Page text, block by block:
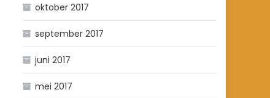
oktober 2017
september 2017
juni 2017
mei 2017